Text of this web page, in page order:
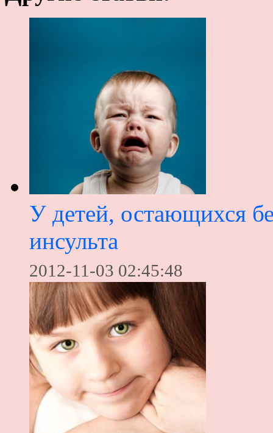
У детей, остающихся
инсульта
2012-11-03 02:45:48